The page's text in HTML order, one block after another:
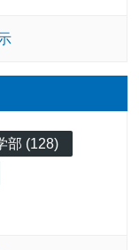
部 (128)